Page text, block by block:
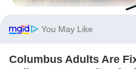
Why Women Can't Resist